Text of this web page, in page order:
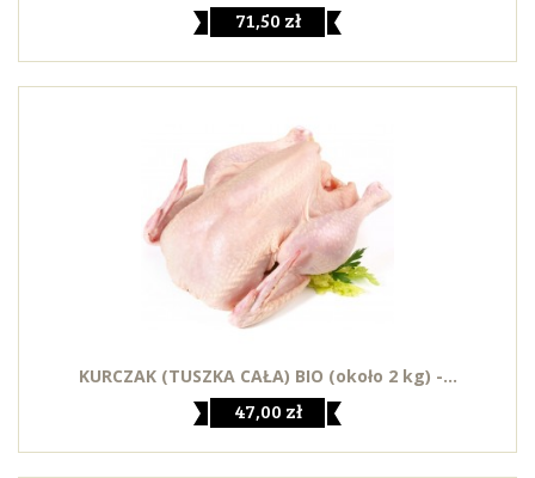
71,50 zł
KURCZAK (TUSZKA CAŁA) BIO (około 2 kg) -...
47,00 zł